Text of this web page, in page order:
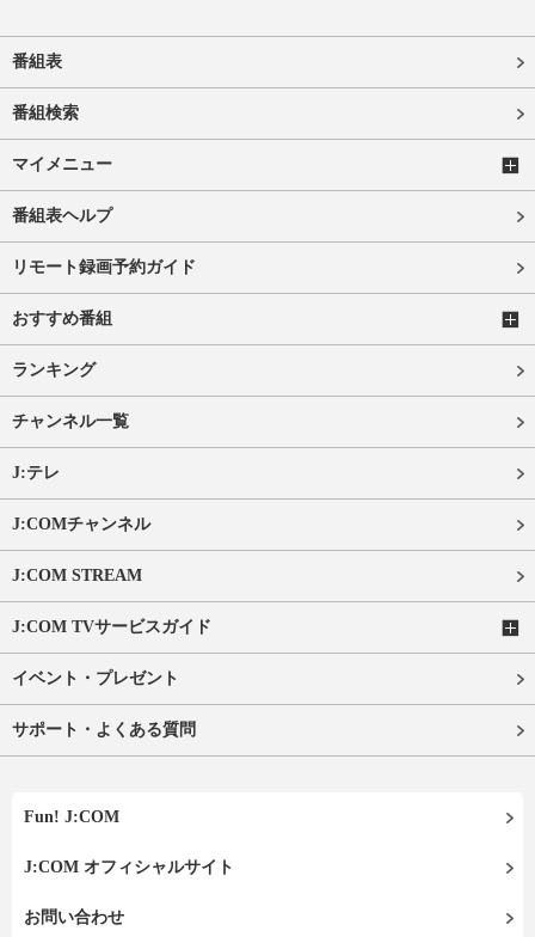
番組表
番組検索
マイメニュー
番組表ヘルプ
リモート録画予約ガイド
おすすめ番組
ランキング
チャンネル一覧
J:テレ
J:COMチャンネル
J:COM STREAM
J:COM TVサービスガイド
イベント・プレゼント
サポート・よくある質問
Fun! J:COM
J:COM オフィシャルサイト
お問い合わせ